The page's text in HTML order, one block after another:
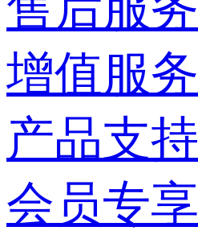
增值服务
产品支持
会员专享